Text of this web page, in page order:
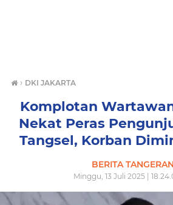
› DKI JAKARTA
Komplotan
Nekat Peras
Tangsel, Korban
BERITA
Minggu, 13 Juli 2025 |